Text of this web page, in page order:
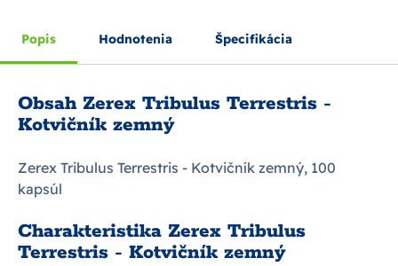
Popis Hodnotenia Špecifikácia
Obsah Zerex Tribulus Terrestris -
Kotvičník zemný
Zerex Tribulus Terrestris - Kotvičník zemný, 100
kapsúl
Charakteristika Zerex Tribulus
Terrestris - Kotvičník zemný